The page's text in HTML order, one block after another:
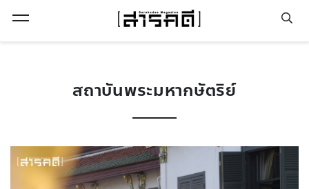
สถาบันพระมหากษัตริย์